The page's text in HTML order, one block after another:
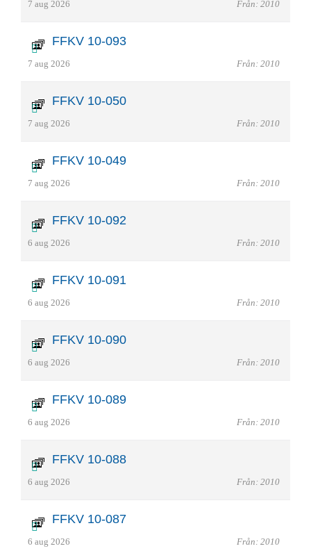
7 aug 2026 Från: 2010
FFKV 10-093
7 aug 2026 Från: 2010
FFKV 10-050
7 aug 2026 Från: 2010
FFKV 10-049
7 aug 2026 Från: 2010
FFKV 10-092
6 aug 2026 Från: 2010
FFKV 10-091
6 aug 2026 Från: 2010
FFKV 10-090
6 aug 2026 Från: 2010
FFKV 10-089
6 aug 2026 Från: 2010
FFKV 10-088
6 aug 2026 Från: 2010
FFKV 10-087
6 aug 2026 Från: 2010